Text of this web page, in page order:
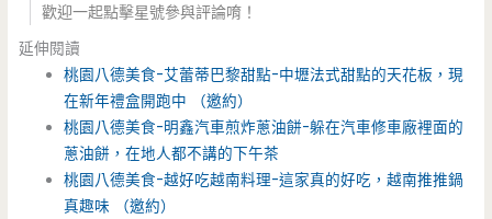
歡迎一起點擊星號參與評論唷！
延伸閱讀
桃園八德美食-艾蕾蒂巴黎甜點-中壢法式甜點的天花板，現
在新年禮盒開跑中 （邀約）
桃園八德美食-明鑫汽車煎炸蔥油餅-躲在汽車修車廠裡面的
蔥油餅，在地人都不講的下午茶
桃園八德美食-越好吃越南料理-這家真的好吃，越南推推鍋
真趣味 （邀約）